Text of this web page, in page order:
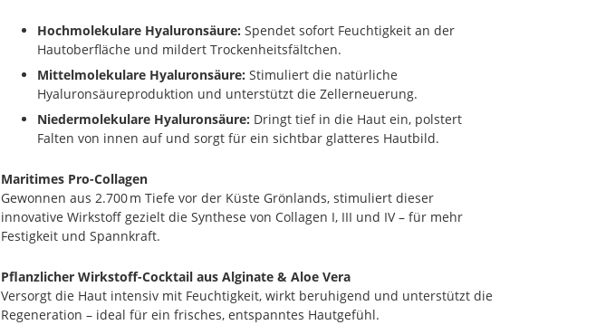
Hochmolekulare Hyaluronsäure: Spendet sofort Feuchtigkeit an der
Hautoberfläche und mildert Trockenheitsfältchen.
Mittelmolekulare Hyaluronsäure: Stimuliert die natürliche
Hyaluronsäureproduktion und unterstützt die Zellerneuerung.
Niedermolekulare Hyaluronsäure: Dringt tief in die Haut ein, polstert
Falten von innen auf und sorgt für ein sichtbar glatteres Hautbild.
Maritimes Pro-Collagen
Gewonnen aus 2.700 m Tiefe vor der Küste Grönlands, stimuliert dieser
innovative Wirkstoff gezielt die Synthese von Collagen I, III und IV – für mehr
Festigkeit und Spannkraft.
Pflanzlicher Wirkstoff-Cocktail aus Alginate & Aloe Vera
Versorgt die Haut intensiv mit Feuchtigkeit, wirkt beruhigend und unterstützt die
Regeneration – ideal für ein frisches, entspanntes Hautgefühl.